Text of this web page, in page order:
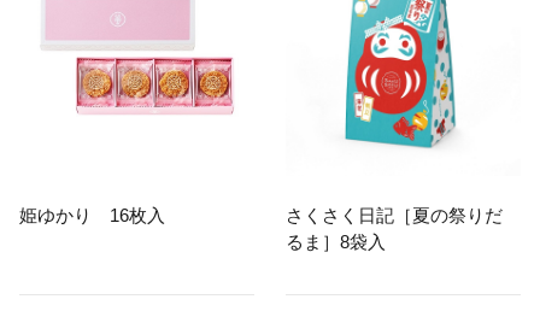
姫ゆかり 16枚入
さくさく日記［夏の祭りだ
るま］8袋入